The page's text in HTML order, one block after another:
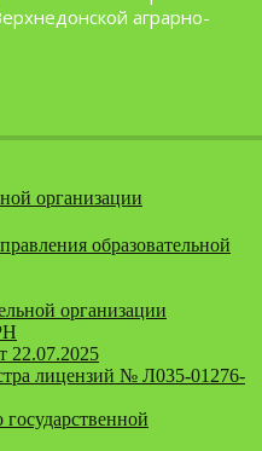
аграрно-
организации
образовательной
организации
22.07.2025
лицензий № Л035-01276-
государственной